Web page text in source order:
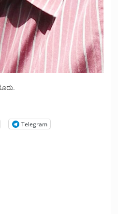
Telegram